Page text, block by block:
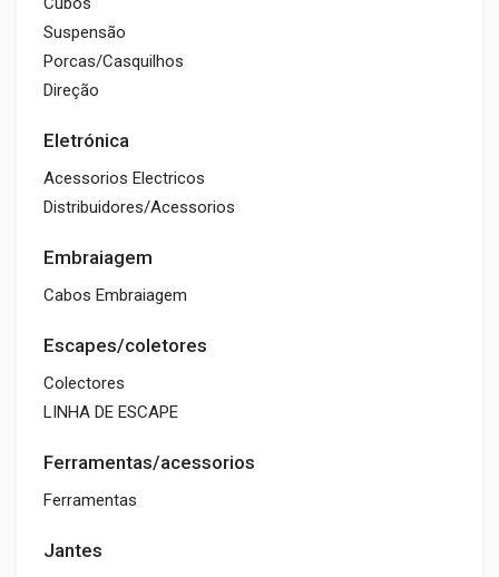
Suspensão
Porcas/Casquilhos
Direção
Eletrónica
Acessorios Electricos
Distribuidores/Acessorios
Embraiagem
Cabos Embraiagem
Escapes/coletores
Colectores
LINHA DE ESCAPE
Ferramentas/acessorios
Ferramentas
Jantes